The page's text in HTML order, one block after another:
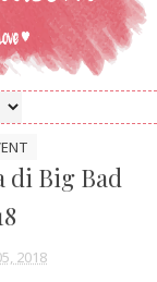
di Big Bad
2018